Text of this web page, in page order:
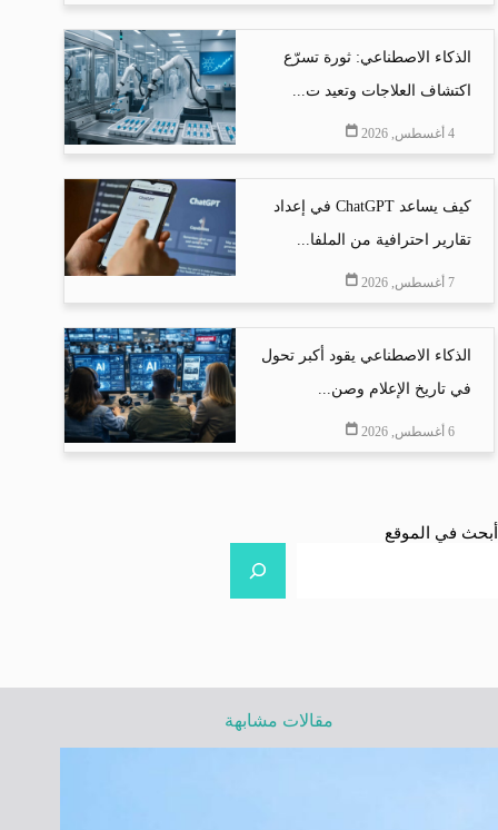
الذكاء الاصطناعي: ثورة تسرّع
اكتشاف العلاجات وتعيد ت...
4 أغسطس, 2026
كيف يساعد ChatGPT في إعداد
تقارير احترافية من الملفا...
7 أغسطس, 2026
الذكاء الاصطناعي يقود أكبر تحول
في تاريخ الإعلام وصن...
6 أغسطس, 2026
أبحث في الموقع
مقالات مشابهة